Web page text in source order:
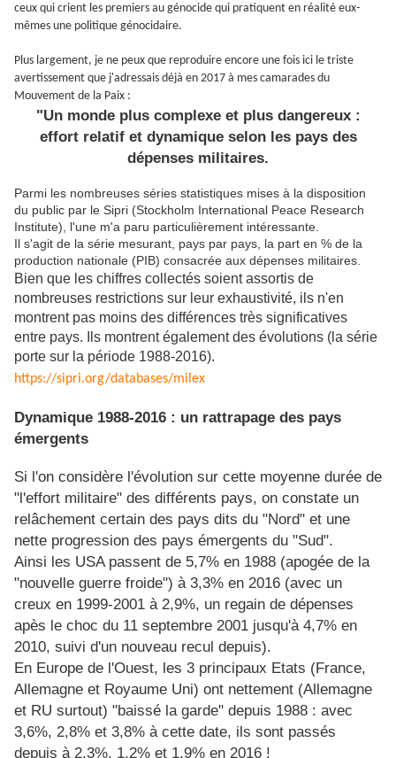
ceux qui crient les premiers au génocide qui pratiquent en réalité eux-
mêmes une politique génocidaire.
Plus largement, je ne peux que reproduire encore une fois ici le triste
avertissement que j'adressais déjà en 2017 à mes camarades du
Mouvement de la Paix :
"Un monde plus complexe et plus dangereux :
effort relatif et dynamique selon les pays des
dépenses militaires.
Parmi les nombreuses séries statistiques mises à la disposition
du public par le Sipri (Stockholm International Peace Research
Institute), l'une m'a paru particulièrement intéressante.
Il s'agit de la série mesurant, pays par pays, la part en % de la
production nationale (PIB) consacrée aux dépenses militaires.
Bien que les chiffres collectés soient assortis de
nombreuses restrictions sur leur exhaustivité, ils n'en
montrent pas moins des différences très significatives
entre pays. Ils montrent également des évolutions (la série
porte sur la période 1988-2016).
https://sipri.org/databases/milex
Dynamique 1988-2016 : un rattrapage des pays
émergents
Si l'on considère l'évolution sur cette moyenne durée de
"l'effort militaire" des différents pays, on constate un
relâchement certain des pays dits du "Nord" et une
nette progression des pays émergents du "Sud".
Ainsi les USA passent de 5,7% en 1988 (apogée de la
"nouvelle guerre froide") à 3,3% en 2016 (avec un
creux en 1999-2001 à 2,9%, un regain de dépenses
apès le choc du 11 septembre 2001 jusqu'à 4,7% en
2010, suivi d'un nouveau recul depuis).
En Europe de l'Ouest, les 3 principaux Etats (France,
Allemagne et Royaume Uni) ont nettement (Allemagne
et RU surtout) "baissé la garde" depuis 1988 : avec
3,6%, 2,8% et 3,8% à cette date, ils sont passés
depuis à 2,3%, 1,2% et 1,9% en 2016 !